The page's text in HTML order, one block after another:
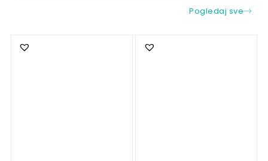
Pogledaj sve